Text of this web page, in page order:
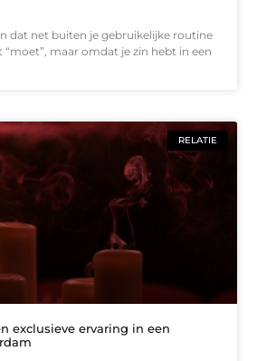
dat net buiten je gebruikelijke routine
maar omdat je zin hebt in een
RELATIE
exclusieve ervaring in een